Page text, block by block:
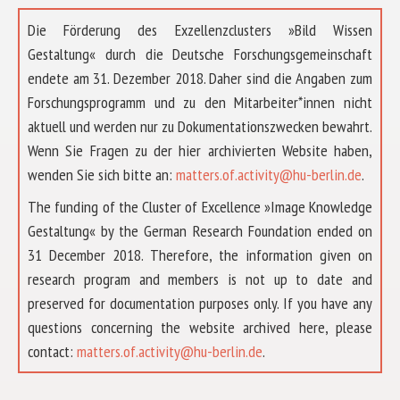
Die Förderung des Exzellenzclusters »Bild Wissen
Gestaltung« durch die Deutsche Forschungsgemeinschaft
endete am 31. Dezember 2018. Daher sind die Angaben zum
Forschungsprogramm und zu den Mitarbeiter*innen nicht
aktuell und werden nur zu Dokumentationszwecken bewahrt.
Wenn Sie Fragen zu der hier archivierten Website haben,
wenden Sie sich bitte an: matters.of.activity@hu-berlin.de.
The funding of the Cluster of Excellence »Image Knowledge
Gestaltung« by the German Research Foundation ended on
31 December 2018. Therefore, the information given on
research program and members is not up to date and
preserved for documentation purposes only. If you have any
questions concerning the website archived here, please
contact: matters.of.activity@hu-berlin.de.
ÜBER UNS